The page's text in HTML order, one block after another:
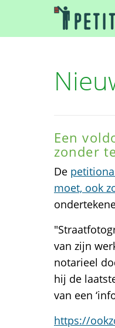
Een
zonder
De
moet, ook
van zijn
notarieel
hij de
van een
https://